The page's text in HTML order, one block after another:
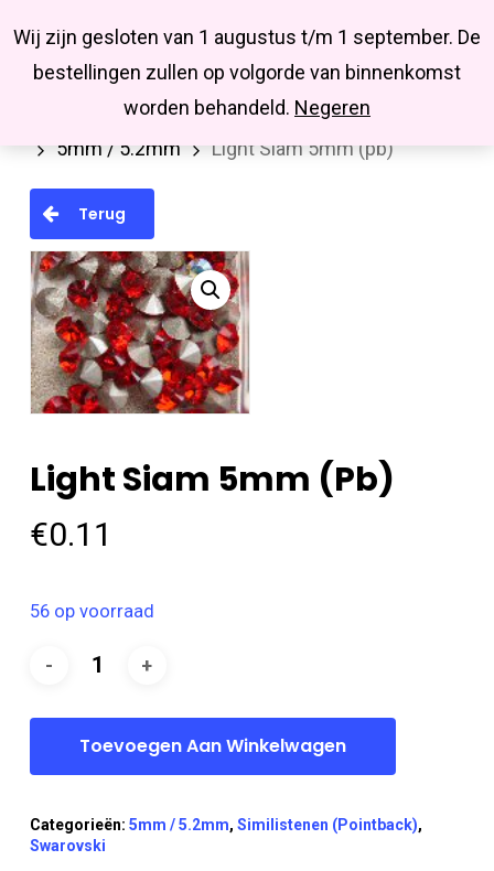
Wij zijn gesloten van 1 augustus t/m 1 september. De
bestellingen zullen op volgorde van binnenkomst
worden behandeld. Negeren
main
Missbluesieraden
searchaccount
Swarovski
Similistenen (Pointback)
5mm / 5.2mm
Light Siam 5mm (pb)
Terug
Light Siam 5mm (pb)
€0.11
56 op voorraad
Toevoegen Aan Winkelwagen
Categorieën: 5mm / 5.2mm, Similistenen (Pointback),
Swarovski
Close